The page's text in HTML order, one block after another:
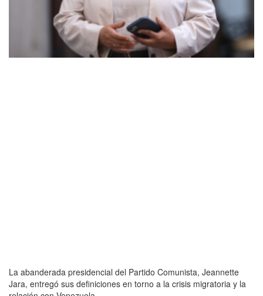
La abanderada presidencial del Partido Comunista, Jeannette
Jara, entregó sus definiciones en torno a la crisis migratoria y la